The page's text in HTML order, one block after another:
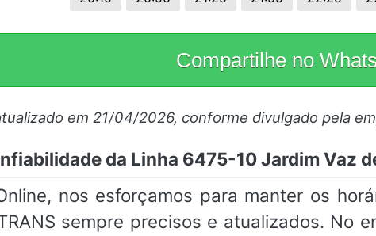
Compartilhe no
em 21/04/2026, conforme divulgado pela
da Linha 6475-10 Jardim Vaz
nos esforçamos para manter os
sempre precisos e atualizados. No